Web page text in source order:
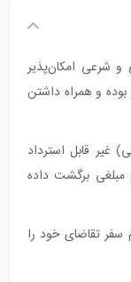
و شرعی امکان‌پذیر
و همراه داشتن
غیر قابل استرداد
مبلغی برگشت داده
سفر تقاضای خود را